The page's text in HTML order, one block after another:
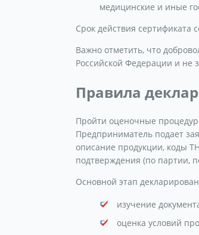
медицинские и иные
Срок действия сертификата
Важно отметить, что
Российской Федерации и не
Правила
Пройти оценочные
Предприниматель подает
описание продукции, коды
подтверждения (по партии,
Основной этап
изучение
оценка условий